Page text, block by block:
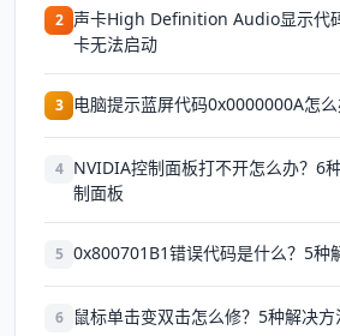
2 声卡High Definition Audio显示代
卡无法启动
3 电脑提示蓝屏代码0x0000000A怎
4 NVIDIA控制面板打不开怎么办？6
制面板
5 0x800701B1错误代码是什么？5种
6 鼠标单击变双击怎么修？5种解决方